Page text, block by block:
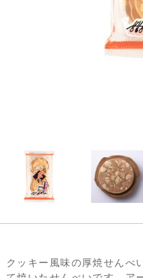
クッキー風味の厚焼せんべ